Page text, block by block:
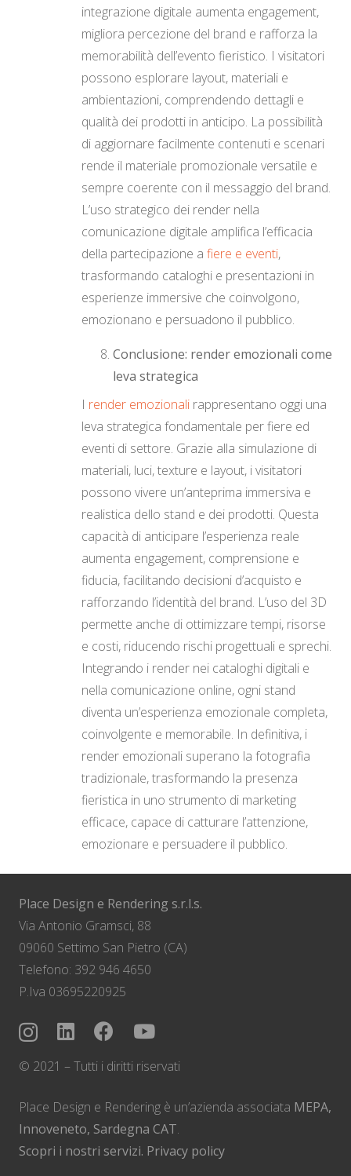
integrazione digitale aumenta engagement,
migliora percezione del brand e rafforza la
memorabilità dell’evento fieristico. I visitatori
possono esplorare layout, materiali e
ambientazioni, comprendendo dettagli e
qualità dei prodotti in anticipo. La possibilità
di aggiornare facilmente contenuti e scenari
rende il materiale promozionale versatile e
sempre coerente con il messaggio del brand.
L’uso strategico dei render nella
comunicazione digitale amplifica l’efficacia
della partecipazione a fiere e eventi,
trasformando cataloghi e presentazioni in
esperienze immersive che coinvolgono,
emozionano e persuadono il pubblico.
Conclusione: render emozionali come
leva strategica
I render emozionali rappresentano oggi una
leva strategica fondamentale per fiere ed
eventi di settore. Grazie alla simulazione di
materiali, luci, texture e layout, i visitatori
possono vivere un’anteprima immersiva e
realistica dello stand e dei prodotti. Questa
capacità di anticipare l’esperienza reale
aumenta engagement, comprensione e
fiducia, facilitando decisioni d’acquisto e
rafforzando l’identità del brand. L’uso del 3D
permette anche di ottimizzare tempi, risorse
e costi, riducendo rischi progettuali e sprechi.
Integrando i render nei cataloghi digitali e
nella comunicazione online, ogni stand
diventa un’esperienza emozionale completa,
coinvolgente e memorabile. In definitiva, i
render emozionali superano la fotografia
tradizionale, trasformando la presenza
fieristica in uno strumento di marketing
efficace, capace di catturare l’attenzione,
emozionare e persuadere il pubblico.
Place Design e Rendering s.r.l.s.
Via Antonio Gramsci, 88
09060 Settimo San Pietro (CA)
Telefono: 392 946 4650
P.Iva 03695220925
© 2021 – Tutti i diritti riservati
Place Design e Rendering è un’azienda associata MEPA,
Innoveneto, Sardegna CAT.
Scopri i nostri servizi. Privacy policy